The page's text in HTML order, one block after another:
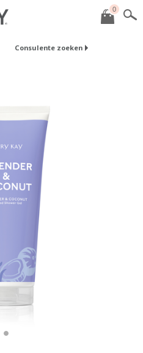
0
Consulente zoeken